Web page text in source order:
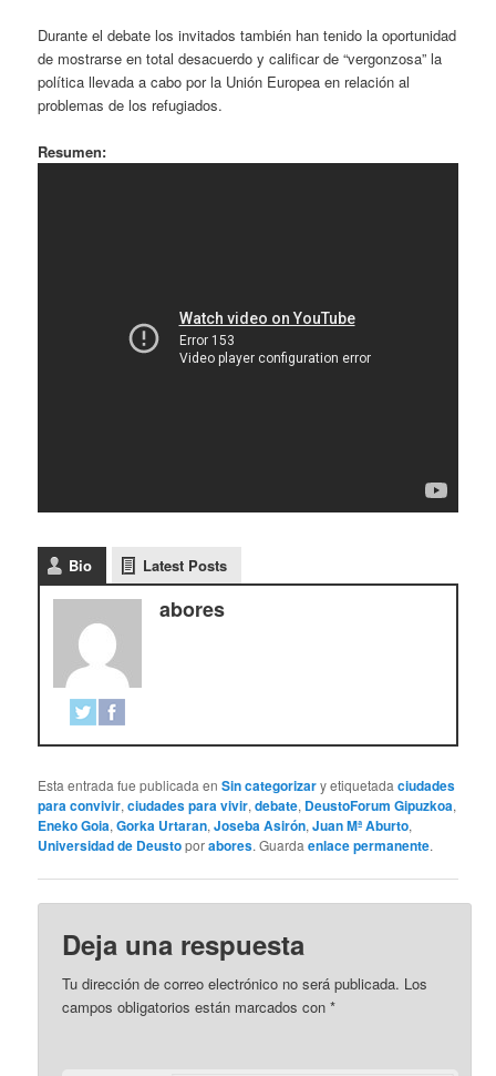
Durante el debate los invitados también han tenido la oportunidad
de mostrarse en total desacuerdo y calificar de “vergonzosa” la
política llevada a cabo por la Unión Europea en relación al
problemas de los refugiados.
Resumen:
Bio Latest Posts
abores
Esta entrada fue publicada enSin categorizary etiquetadaciudades
para convivir,ciudades para vivir,debate, DeustoForum Gipuzkoa,
Eneko Goia,Gorka Urtaran,Joseba Asirón,Juan Mª Aburto,
Universidad de Deustoporabores. Guardaenlace permanente.
Deja una respuesta
Tu dirección de correo electrónico no será publicada. Los
campos obligatorios están marcados con*